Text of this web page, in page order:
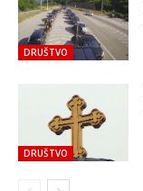
DRUŠTVO
DRUŠTVO